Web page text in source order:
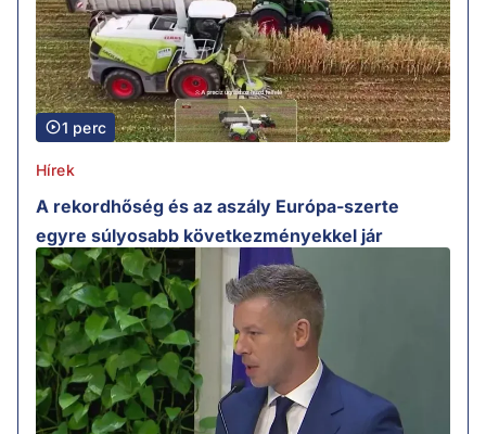
1 perc
Hírek
A rekordhőség és az aszály Európa-szerte
egyre súlyosabb következményekkel jár